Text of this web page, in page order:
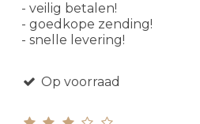
- veilig betalen!
- goedkope zending!
- snelle levering!
Op voorraad